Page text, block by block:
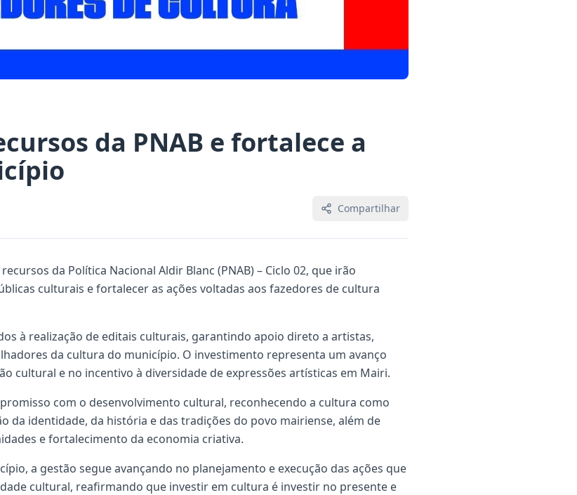
da PNAB e fortalece a
Compartilhar
da Política Nacional Aldir Blanc (PNAB) – Ciclo 02, que irão
culturais e fortalecer as ações voltadas aos fazedores de cultura
à realização de editais culturais, garantindo apoio direto a artistas,
da cultura do município. O investimento representa um avanço
cultural e no incentivo à diversidade de expressões artísticas em Mairi.
com o desenvolvimento cultural, reconhecendo a cultura como
da identidade, da história e das tradições do povo mairiense, além de
e fortalecimento da economia criativa.
a gestão segue avançando no planejamento e execução das ações que
cultural, reafirmando que investir em cultura é investir no presente e